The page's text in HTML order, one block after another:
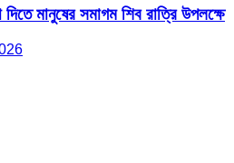
মানুষের সমাগম শিব রাত্রি উপলক্ষে